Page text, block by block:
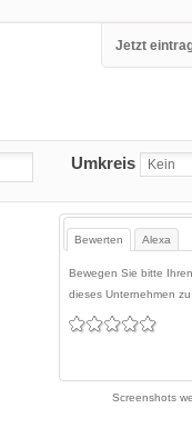
Jetzt
Umkreis
Bewerten Alexa
Bewegen Sie bitte
dieses Unternehmen
Screenshots